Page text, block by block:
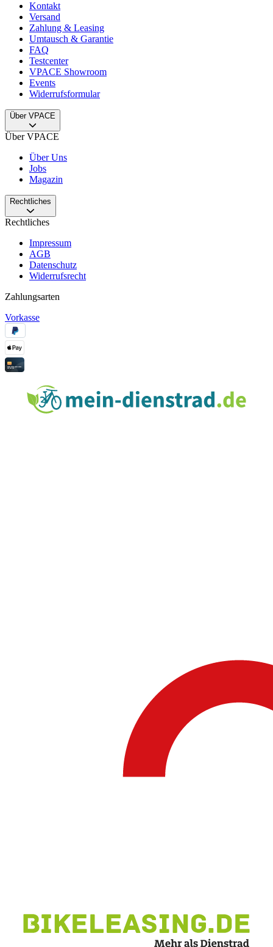
Kontakt
Versand
Zahlung & Leasing
Umtausch & Garantie
FAQ
Testcenter
VPACE Showroom
Events
Widerrufsformular
Über VPACE
Über VPACE
Über Uns
Jobs
Magazin
Rechtliches
Rechtliches
Impressum
AGB
Datenschutz
Widerrufsrecht
Zahlungsarten
Vorkasse